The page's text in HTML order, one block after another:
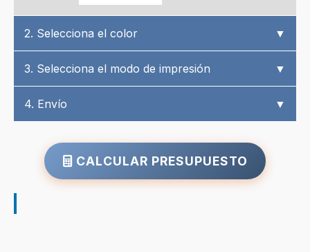
2. Selecciona el color ▼
3. Selecciona el modo de impresión ▼
4. Envío ▼
CALCULAR PRESUPUESTO